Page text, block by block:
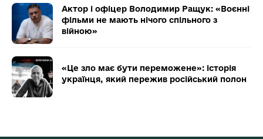
Актор і офіцер Володимир Ращук: «Воєнні
фільми не мають нічого спільного з
війною»
«Це зло має бути переможене»: історія
українця, який пережив російський полон